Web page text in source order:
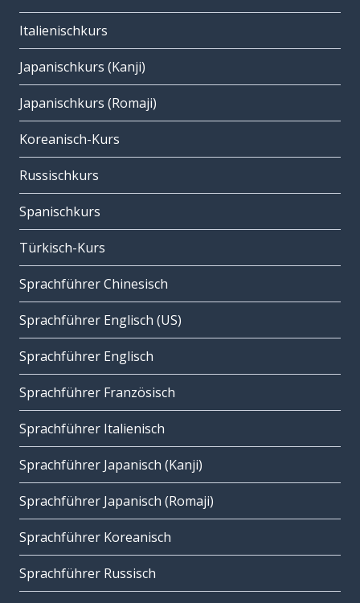
Italienischkurs
Japanischkurs (Kanji)
Japanischkurs (Romaji)
Koreanisch-Kurs
Russischkurs
Spanischkurs
Türkisch-Kurs
Sprachführer Chinesisch
Sprachführer Englisch (US)
Sprachführer Englisch
Sprachführer Französisch
Sprachführer Italienisch
Sprachführer Japanisch (Kanji)
Sprachführer Japanisch (Romaji)
Sprachführer Koreanisch
Sprachführer Russisch